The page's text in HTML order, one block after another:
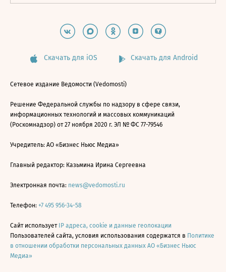
Скачать для iOS Скачать для Android
Сетевое издание Ведомости (Vedomosti)
Решение Федеральной службы по надзору в сфере связи,
информационных технологий и массовых коммуникаций
(Роскомнадзор) от 27 ноября 2020 г. ЭЛ № ФС 77-79546
Учредитель: АО «Бизнес Ньюс Медиа»
Главный редактор: Казьмина Ирина Сергеевна
Электронная почта: news@vedomosti.ru
Телефон: +7 495 956-34-58
Сайт использует IP адреса, cookie и данные геолокации
Пользователей сайта, условия использования содержатся в Политике
в отношении обработки персональных данных АО «Бизнес Ньюс
Медиа»